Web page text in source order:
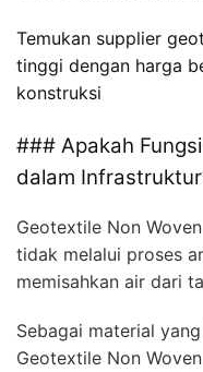
Temukan supplier
tinggi dengan harga
konstruksi
### Apakah
dalam
Geotextile Non
tidak melalui proses
memisahkan air dari
Sebagai material
Geotextile Non